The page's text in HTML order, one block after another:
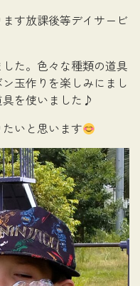
す放課後等デイサービ
た。色々な種類の道具
玉作りを楽しみにまし
を使いました♪
いと思います